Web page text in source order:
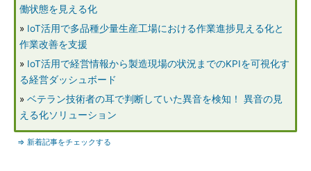
働状態を見える化
» IoT活用で多品種少量生産工場における作業進捗見える化と
作業改善を支援
» IoT活用で経営情報から製造現場の状況までのKPIを可視化す
る経営ダッシュボード
» ベテラン技術者の耳で判断していた異音を検知！ 異音の見
える化ソリューション
⇒ 新着記事をチェックする